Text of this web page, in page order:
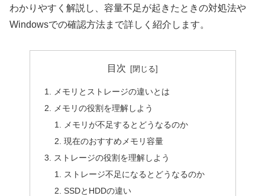
わかりやすく解説し、容量不足が起きたときの対処法や
Windowsでの確認方法まで詳しく紹介します。
目次
メモリとストレージの違いとは
メモリの役割を理解しよう
メモリが不足するとどうなるのか
現在のおすすめメモリ容量
ストレージの役割を理解しよう
ストレージ不足になるとどうなるのか
SSDとHDDの違い